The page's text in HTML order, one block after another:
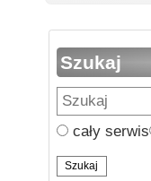
Szukaj
cały serwis